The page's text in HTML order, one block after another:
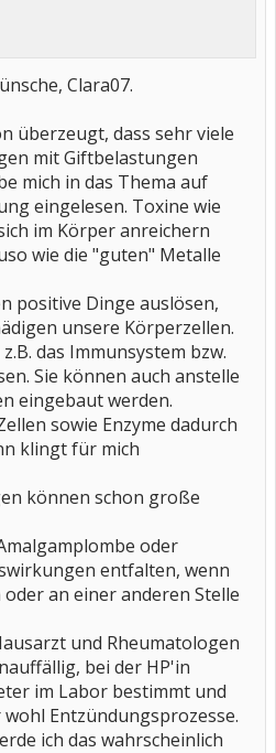
Clara07.
überzeugt, dass sehr viele
mit Giftbelastungen
mich in das Thema auf
eingelesen. Toxine wie
im Körper anreichern
wie die "guten" Metalle
positive Dinge auslösen,
unsere Körperzellen.
das Immunsystem bzw.
Sie können auch anstelle
eingebaut werden.
sowie Enzyme dadurch
klingt für mich
können schon große
oder
entfalten, wenn
an einer anderen Stelle
und Rheumatologen
bei der HP'in
im Labor bestimmt und
Entzündungsprozesse.
ich das wahrscheinlich